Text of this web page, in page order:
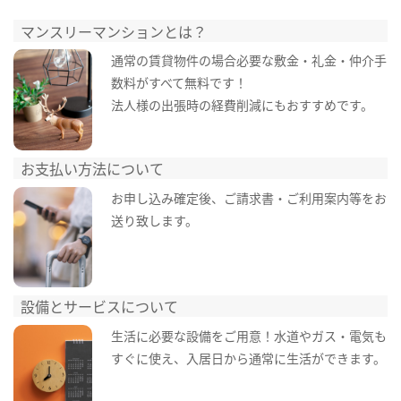
マンスリーマンションとは？
通常の賃貸物件の場合必要な敷金・礼金・仲介手
数料がすべて無料です！
法人様の出張時の経費削減にもおすすめです。
お支払い方法について
お申し込み確定後、ご請求書・ご利用案内等をお
送り致します。
設備とサービスについて
生活に必要な設備をご用意！水道やガス・電気も
すぐに使え、入居日から通常に生活ができます。